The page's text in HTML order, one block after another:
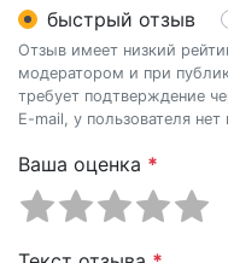
быстрый отзыв
Отзыв имеет низкий
модератором и при
требует подтверждение
E-mail, у пользователя
Ваша оценка *